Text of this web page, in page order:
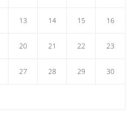
13 14 15 16
20 21 22 23
27 28 29 30